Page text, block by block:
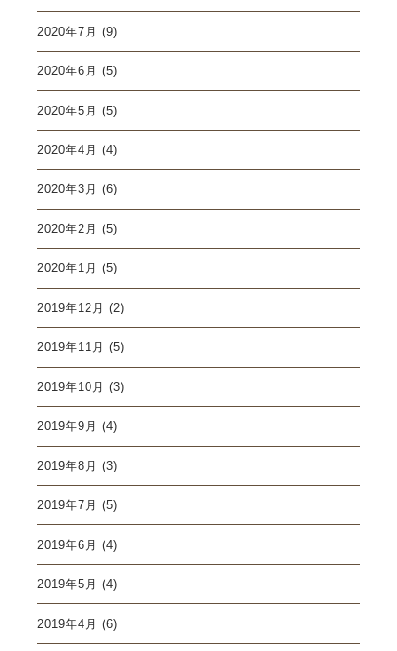
2020年7月 (9)
2020年6月 (5)
2020年5月 (5)
2020年4月 (4)
2020年3月 (6)
2020年2月 (5)
2020年1月 (5)
2019年12月 (2)
2019年11月 (5)
2019年10月 (3)
2019年9月 (4)
2019年8月 (3)
2019年7月 (5)
2019年6月 (4)
2019年5月 (4)
2019年4月 (6)